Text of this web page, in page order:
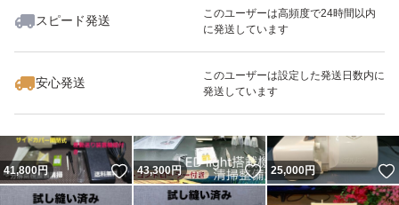
JUKI
シンガー
babylock
スピード発送
このユーザーは高頻度で24時間以内
に発送しています
安心発送
このユーザーは設定した発送日数内に
発送しています
いいね！
64,980
41,800円 いいね！
43,300円 いいね！
25,000円